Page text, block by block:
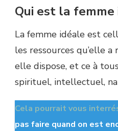
Qui est la femme
La femme idéale est
les ressources qu’elle
elle dispose, et ce à
spirituel, intellectuel,
Cela pourrait vous
pas faire quand on est